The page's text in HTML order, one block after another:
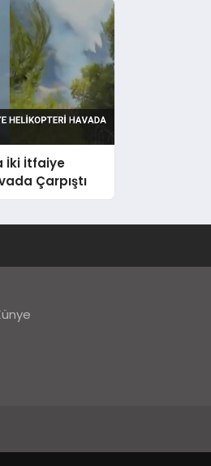
İki İtfaiye
Çarpıştı